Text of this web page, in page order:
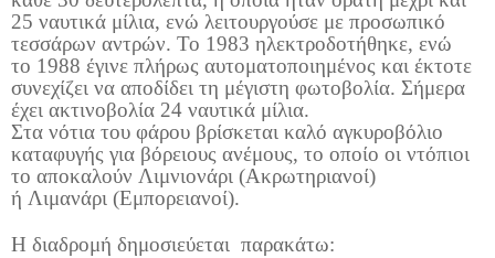
25 ναυτικά μίλια, ενώ λειτουργούσε με προσωπικό
τεσσάρων αντρών. To 1983 ηλεκτροδοτήθηκε, ενώ
το 1988 έγινε πλήρως αυτοματοποιημένος και έκτοτε
συνεχίζει να αποδίδει τη μέγιστη φωτοβολία. Σήμερα
έχει ακτινοβολία 24 ναυτικά μίλια.
Στα νότια του φάρου βρίσκεται καλό αγκυροβόλιο
καταφυγής για βόρειους ανέμους, το οποίο οι ντόπιοι
το αποκαλούν Λιμνιονάρι (Ακρωτηριανοί)
ή Λιμανάρι (Εμπορειανοί).
Η διαδρομή δημοσιεύεται παρακάτω: